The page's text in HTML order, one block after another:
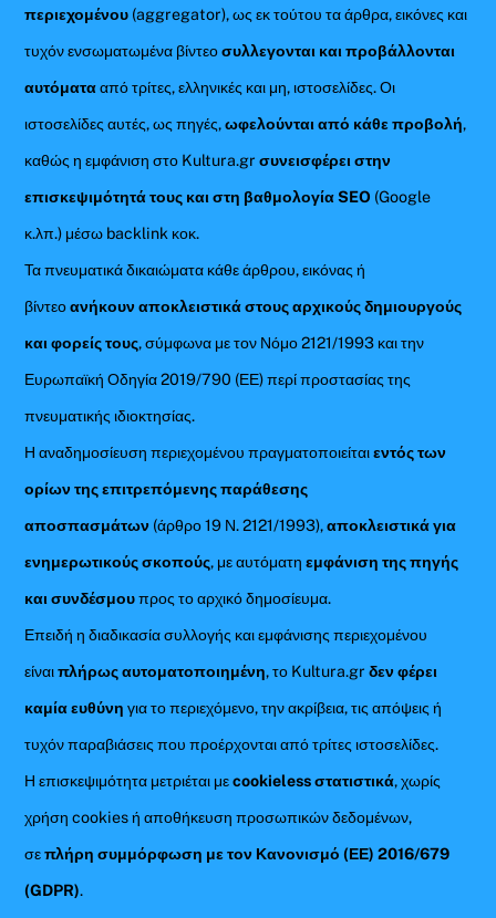
περιεχομένου (aggregator), ως εκ τούτου τα άρθρα, εικόνες και
τυχόν ενσωματωμένα βίντεοσυλλεγονται και προβάλλονται
αυτόματααπό τρίτες, ελληνικές και μη, ιστοσελίδες. Οι
ιστοσελίδες αυτές, ως πηγές,ωφελούνται από κάθε προβολή,
καθώς η εμφάνιση στο Kultura.gr συνεισφέρει στην
επισκεψιμότητά τους και στη βαθμολογία SEO (Google
κ.λπ.) μέσω backlink κοκ.
Τα πνευματικά δικαιώματα κάθε άρθρου, εικόνας ή
βίντεοανήκουν αποκλειστικά στους αρχικούς δημιουργούς
και φορείς τους, σύμφωνα με τον Νόμο 2121/1993 και την
Ευρωπαϊκή Οδηγία 2019/790 (ΕΕ) περί προστασίας της
πνευματικής ιδιοκτησίας.
Η αναδημοσίευση περιεχομένου πραγματοποιείταιεντός των
ορίων της επιτρεπόμενης παράθεσης
αποσπασμάτων (άρθρο 19 Ν. 2121/1993),αποκλειστικά για
ενημερωτικούς σκοπούς, με αυτόματηεμφάνιση της πηγής
και συνδέσμουπρος το αρχικό δημοσίευμα.
Επειδή η διαδικασία συλλογής και εμφάνισης περιεχομένου
είναιπλήρως αυτοματοποιημένη, το Kultura.grδεν φέρει
καμία ευθύνη για το περιεχόμενο, την ακρίβεια, τις απόψεις ή
τυχόν παραβιάσεις που προέρχονται από τρίτες ιστοσελίδες.
Η επισκεψιμότητα μετριέται μεcookieless στατιστικά, χωρίς
χρήση cookies ή αποθήκευση προσωπικών δεδομένων,
σεπλήρη συμμόρφωση με τον Κανονισμό (ΕΕ) 2016/679
(GDPR).